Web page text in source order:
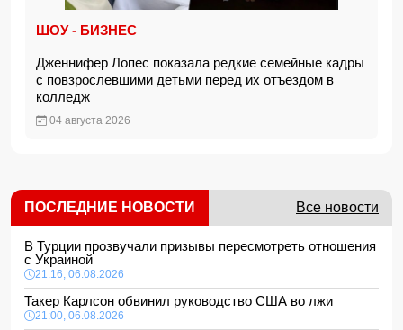
ШОУ - БИЗНЕС
Дженнифер Лопес показала редкие семейные кадры
с повзрослевшими детьми перед их отъездом в
колледж
04 августа 2026
ПОСЛЕДНИЕ НОВОСТИ Все новости
В Турции прозвучали призывы пересмотреть отношения
с Украиной
21:16, 06.08.2026
Такер Карлсон обвинил руководство США во лжи
21:00, 06.08.2026